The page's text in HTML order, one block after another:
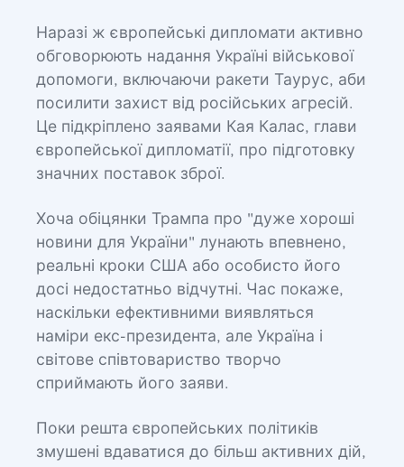
Наразі ж європейські дипломати активно
обговорюють надання Україні військової
допомоги, включаючи ракети Таурус, аби
посилити захист від російських агресій.
Це підкріплено заявами Кая Калас, глави
європейської дипломатії, про підготовку
значних поставок зброї.
Хоча обіцянки Трампа про "дуже хороші
новини для України" лунають впевнено,
реальні кроки США або особисто його
досі недостатньо відчутні. Час покаже,
наскільки ефективними виявляться
наміри екс-президента, але Україна і
світове співтовариство творчо
сприймають його заяви.
Поки решта європейських політиків
змушені вдаватися до більш активних дій,